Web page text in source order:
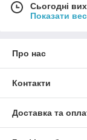
Сьогодні
Показати
Про нас
Контакти
Доставка та